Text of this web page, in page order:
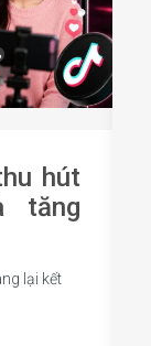
hút
tăng
lại kết